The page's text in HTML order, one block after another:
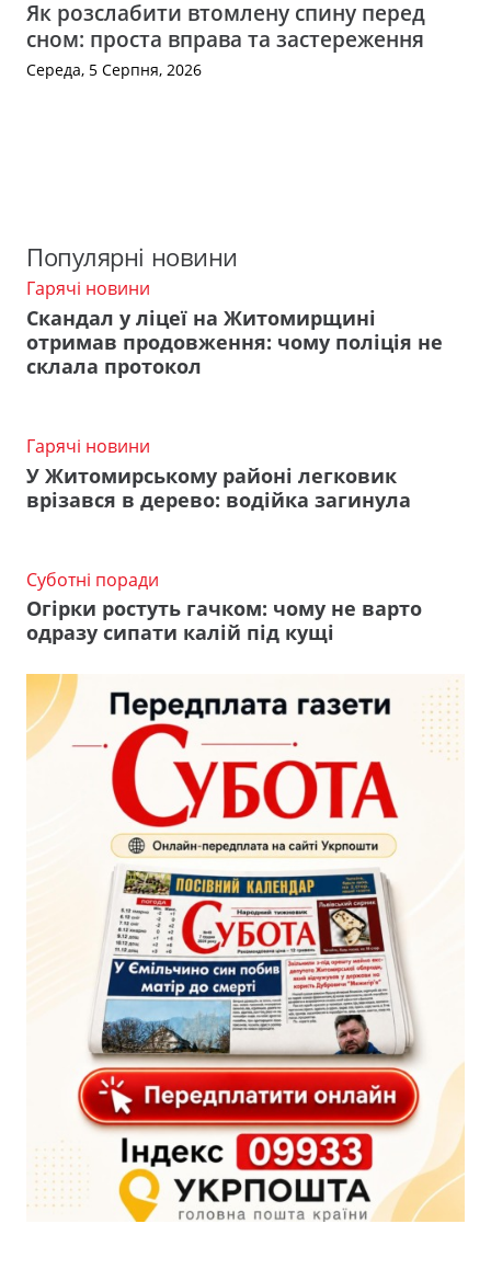
Як розслабити втомлену спину перед
сном: проста вправа та застереження
Середа, 5 Серпня, 2026
Популярні новини
Гарячі новини
Скандал у ліцеї на Житомирщині
отримав продовження: чому поліція не
склала протокол
Гарячі новини
У Житомирському районі легковик
врізався в дерево: водійка загинула
Суботні поради
Огірки ростуть гачком: чому не варто
одразу сипати калій під кущі